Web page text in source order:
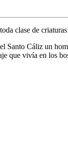
clase de
Santo Cáliz un
que vivía en los